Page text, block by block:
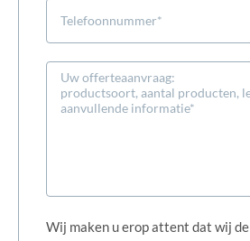
Wij maken u erop attent dat wij de